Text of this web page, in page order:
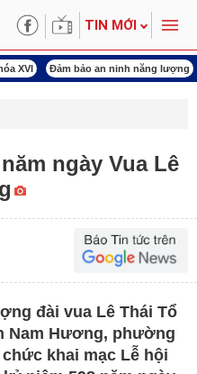
TIN MỚI
XVI Đảm bảo an ninh năng lượng
ngày Vua Lê
đài vua Lê Thái Tổ
Nam Hương, phường
khai mạc Lễ hội